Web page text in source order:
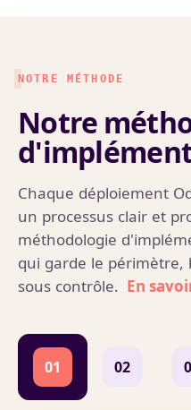
NOTRE MÉTHODE
Notre
Chaque déploiement
un processus clair et
méthodologie
qui garde le périmètre,
sous contrôle.
01 02